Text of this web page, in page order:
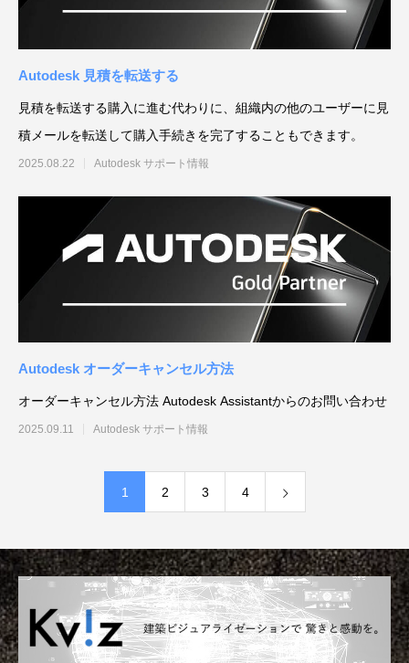
Autodesk 見積を転送する
見積を転送する購入に進む代わりに、組織内の他のユーザーに見
積メールを転送して購入手続きを完了することもできます。
2025.08.22 Autodesk サポート情報
Autodesk オーダーキャンセル方法
オーダーキャンセル方法 Autodesk Assistantからのお問い合わせ
2025.09.11 Autodesk サポート情報
1 2 3 4